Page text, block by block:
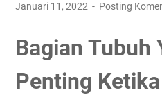
Januari 11, 2022 Posting
Bagian Tubuh
Penting